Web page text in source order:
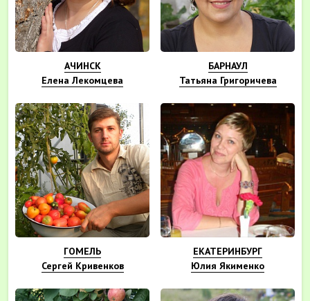
АЧИНСК
Елена Лекомцева
БАРНАУЛ
Татьяна Григоричева
ГОМЕЛЬ
Сергей Кривенков
ЕКАТЕРИНБУРГ
Юлия Якименко